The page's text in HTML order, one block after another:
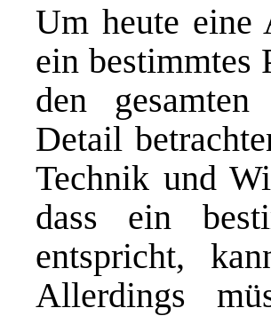
Um heute eine
ein bestimmtes
den
Detail
Technik und
dass ein
entspricht,
Allerdings